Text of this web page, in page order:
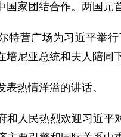
国家团结合作。两国元
营广场为习近平举行
培尼亚总统和夫人陪同
热情洋溢的讲话。
人民热烈欢迎习近平